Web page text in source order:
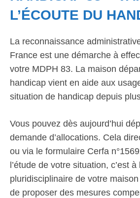
L’ÉCOUTE DU
La reconnaissance
France est une démarche à
votre MDPH 83. La maison
handicap vient en aide aux
situation de handicap depuis
Vous pouvez dès aujourd’hui
demande d’allocations. Cela
ou via le formulaire Cerfa
l’étude de votre situation, c’est à
pluridisciplinaire de votre
de proposer des mesures